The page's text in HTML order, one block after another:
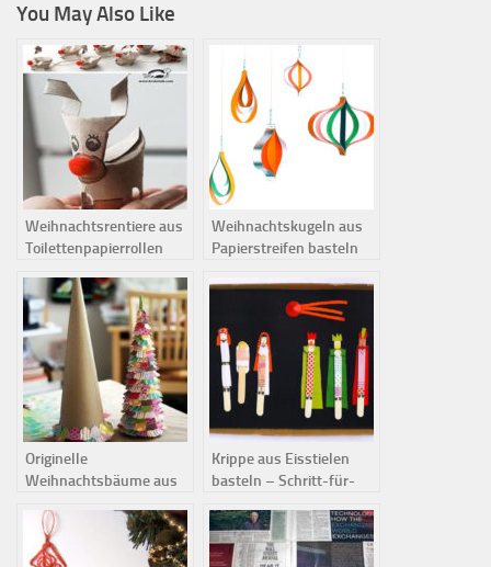
You May Also Like
Weihnachtsrentiere aus
Toilettenpapierrollen
basteln
Weihnachtskugeln aus
Papierstreifen basteln
Originelle
Weihnachtsbäume aus
Geschenkpapier basteln
Krippe aus Eisstielen
basteln – Schritt-für-